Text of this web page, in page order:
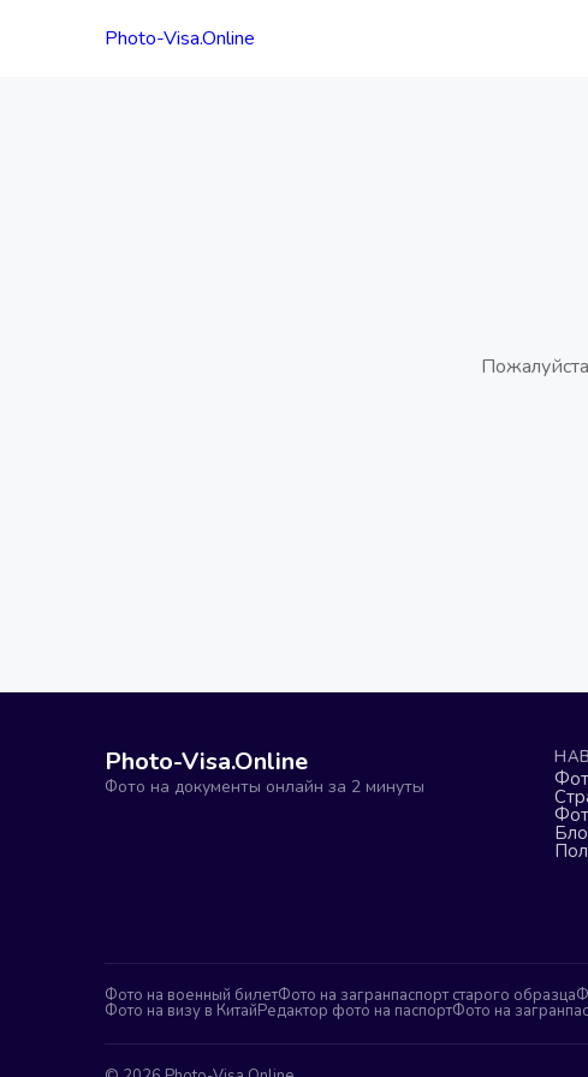
Photo-Visa.Online
Photo-Visa.Online
Фото на документы онлайн за 2 минуты
Фото на военный билетФото на загранпаспорт старого образца
Фото на визу в КитайРедактор фото на паспортФото на